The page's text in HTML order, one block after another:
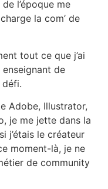
l’époque me
la com’ de
tout ce que j’ai
de
Adobe, Illustrator,
je me jette dans la
j’étais le créateur
moment-là, je ne
de community